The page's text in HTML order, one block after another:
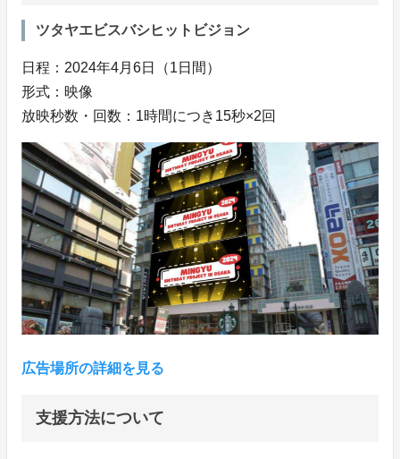
ツタヤエビスバシヒットビジョン
日程：2024年4月6日（1日間）
形式：映像
放映秒数・回数：1時間につき15秒×2回
広告場所の詳細を見る
支援方法について